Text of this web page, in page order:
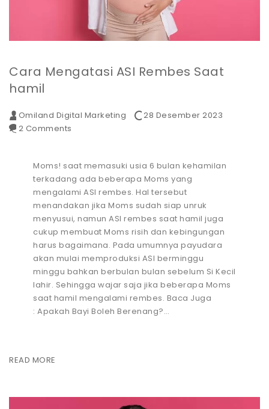
Cara Mengatasi ASI Rembes Saat
hamil
Omiland Digital Marketing
28 Desember 2023
2 Comments
Moms! saat memasuki usia 6 bulan kehamilan
terkadang ada beberapa Moms yang
mengalami ASI rembes. Hal tersebut
menandakan jika Moms sudah siap unruk
menyusui, namun ASI rembes saat hamil juga
cukup membuat Moms risih dan kebingungan
harus bagaimana. Pada umumnya payudara
akan mulai memproduksi ASI berminggu
minggu bahkan berbulan bulan sebelum Si Kecil
lahir. Sehingga wajar saja jika beberapa Moms
saat hamil mengalami rembes. Baca Juga
: Apakah Bayi Boleh Berenang?…
READ MORE